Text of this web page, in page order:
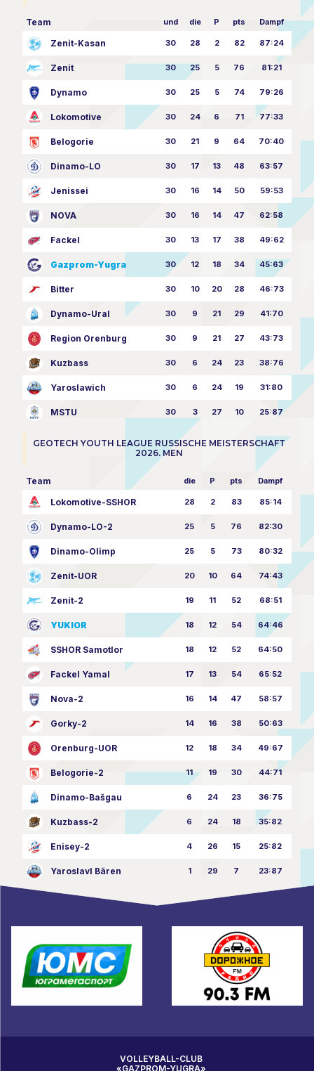
Team und die P pts Dampf
Zenit-Kasan 30 28 2 82 87:24
Zenit 30 25 5 76 81:21
Dynamo 30 25 5 74 79:26
Lokomotive 30 24 6 71 77:33
Belogorie 30 21 9 64 70:40
Dinamo-LO 30 17 13 48 63:57
Jenissei 30 16 14 50 59:53
NOVA 30 16 14 47 62:58
Fackel 30 13 17 38 49:62
Gazprom-Yugra 30 12 18 34 45:63
Bitter 30 10 20 28 46:73
Dynamo-Ural 30 9 21 29 41:70
Region Orenburg 30 9 21 27 43:73
Kuzbass 30 6 24 23 38:76
Yaroslawich 30 6 24 19 31:80
MSTU 30 3 27 10 25:87
GEOTECH YOUTH LEAGUE RUSSISCHE MEISTERSCHAFT
2026. MEN
Team die P pts Dampf
Lokomotive-SSHOR 28 2 83 85:14
Dynamo-LO-2 25 5 76 82:30
Dinamo-Olimp 25 5 73 80:32
Zenit-UOR 20 10 64 74:43
Zenit-2 19 11 52 68:51
YUKIOR 18 12 54 64:46
SSHOR Samotlor 18 12 52 64:50
Fackel Yamal 17 13 54 65:52
Nova-2 16 14 47 58:57
Gorky-2 14 16 38 50:63
Orenburg-UOR 12 18 34 49:67
Belogorie-2 11 19 30 44:71
Dinamo-Bašgau 6 24 23 36:75
Kuzbass-2 6 24 18 35:82
Enisey-2 4 26 15 25:82
Yaroslavl Bären 1 29 7 23:87
VOLLEYBALL-CLUB
«GAZPROM-YUGRA»